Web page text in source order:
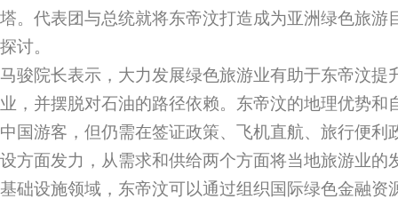
塔。代表团与总统就将东帝汶打造成为亚洲绿色旅游
探讨。
马骏院长表示，大力发展绿色旅游业有助于东帝汶提
业，并摆脱对石油的路径依赖。东帝汶的地理优势和
中国游客，但仍需在签证政策、飞机直航、旅行便利
设方面发力，从需求和供给两个方面将当地旅游业的
基础设施领域，东帝汶可以通过组织国际绿色金融资